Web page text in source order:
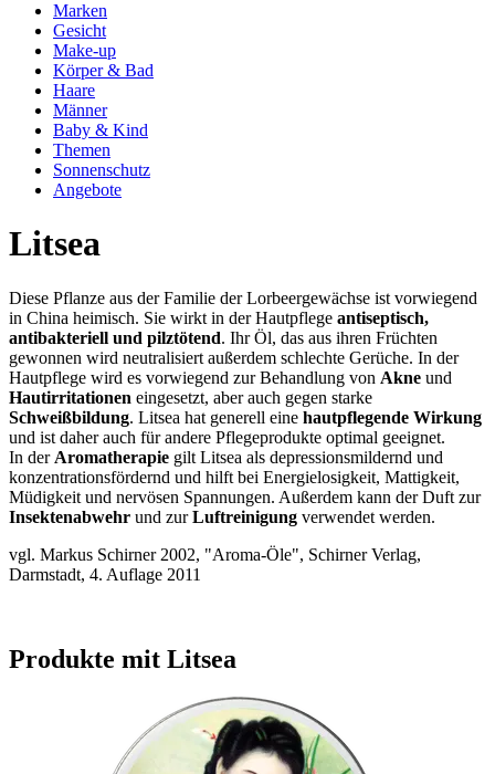
Marken
Gesicht
Make-up
Körper & Bad
Haare
Männer
Baby & Kind
Themen
Sonnenschutz
Angebote
Litsea
Diese Pflanze aus der Familie der Lorbeergewächse ist vorwiegend
in China heimisch. Sie wirkt in der Hautpflege antiseptisch,
antibakteriell und pilztötend. Ihr Öl, das aus ihren Früchten
gewonnen wird neutralisiert außerdem schlechte Gerüche. In der
Hautpflege wird es vorwiegend zur Behandlung von Akne und
Hautirritationen eingesetzt, aber auch gegen starke
Schweißbildung. Litsea hat generell eine hautpflegende Wirkung
und ist daher auch für andere Pflegeprodukte optimal geeignet.
In der Aromatherapie gilt Litsea als depressionsmildernd und
konzentrationsfördernd und hilft bei Energielosigkeit, Mattigkeit,
Müdigkeit und nervösen Spannungen. Außerdem kann der Duft zur
Insektenabwehr und zurLuftreinigung verwendet werden.
vgl. Markus Schirner 2002, "Aroma-Öle", Schirner Verlag,
Darmstadt, 4. Auflage 2011
Produkte mit Litsea